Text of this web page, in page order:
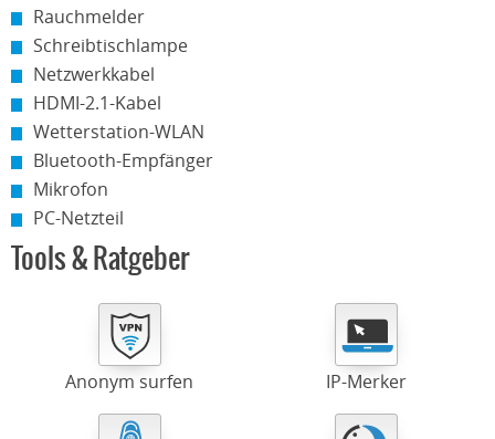
Rauchmelder
Schreibtischlampe
Netzwerkkabel
HDMI-2.1-Kabel
Wetterstation-WLAN
Bluetooth-Empfänger
Mikrofon
PC-Netzteil
Tools & Ratgeber
Anonym surfen IP-Merker